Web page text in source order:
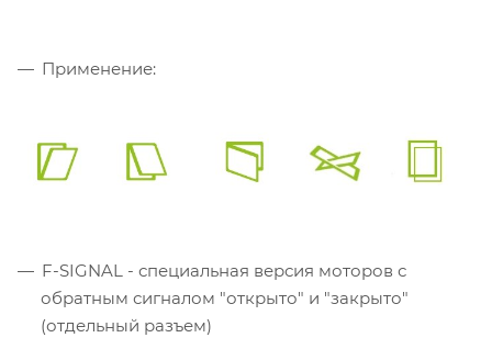
Применение:
F-SIGNAL - специальная версия моторов с
обратным сигналом "открыто" и "закрыто"
(отдельный разъем)